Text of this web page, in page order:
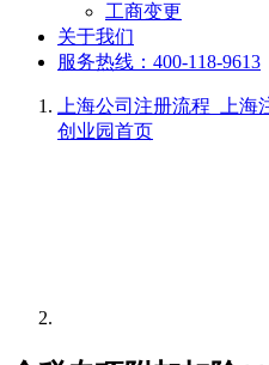
工商变更
关于我们
服务热线：400-118-9613
上海公司注册流程_上海
创业园首页